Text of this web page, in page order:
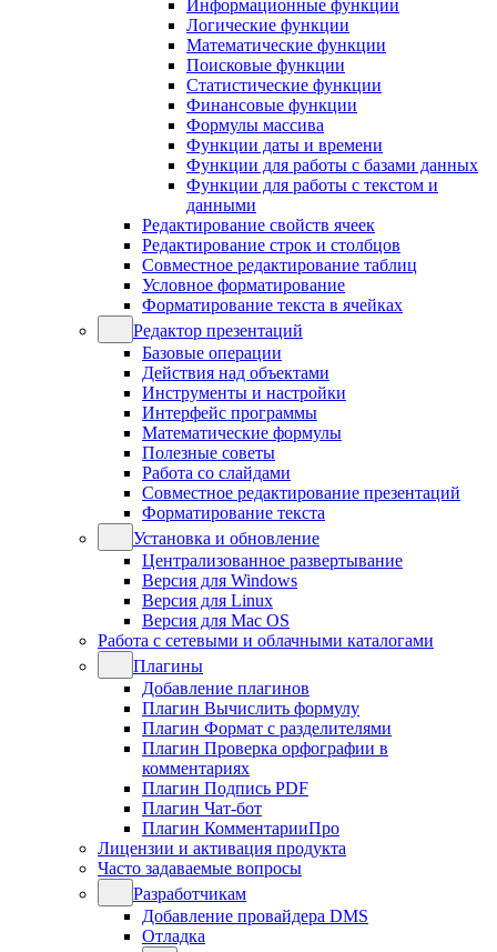
Информационные функции
Логические функции
Математические функции
Поисковые функции
Статистические функции
Финансовые функции
Формулы массива
Функции даты и времени
Функции для работы с базами данных
Функции для работы с текстом и
данными
Редактирование свойств ячеек
Редактирование строк и столбцов
Совместное редактирование таблиц
Условное форматирование
Форматирование текста в ячейках
Редактор презентаций
Базовые операции
Действия над объектами
Инструменты и настройки
Интерфейс программы
Математические формулы
Полезные советы
Работа со слайдами
Совместное редактирование презентаций
Форматирование текста
Установка и обновление
Централизованное развертывание
Версия для Windows
Версия для Linux
Версия для Mac OS
Работа с сетевыми и облачными каталогами
Плагины
Добавление плагинов
Плагин Вычислить формулу
Плагин Формат с разделителями
Плагин Проверка орфографии в
комментариях
Плагин Подпись PDF
Плагин Чат-бот
Плагин КомментарииПро
Лицензии и активация продукта
Часто задаваемые вопросы
Разработчикам
Добавление провайдера DMS
Отладка